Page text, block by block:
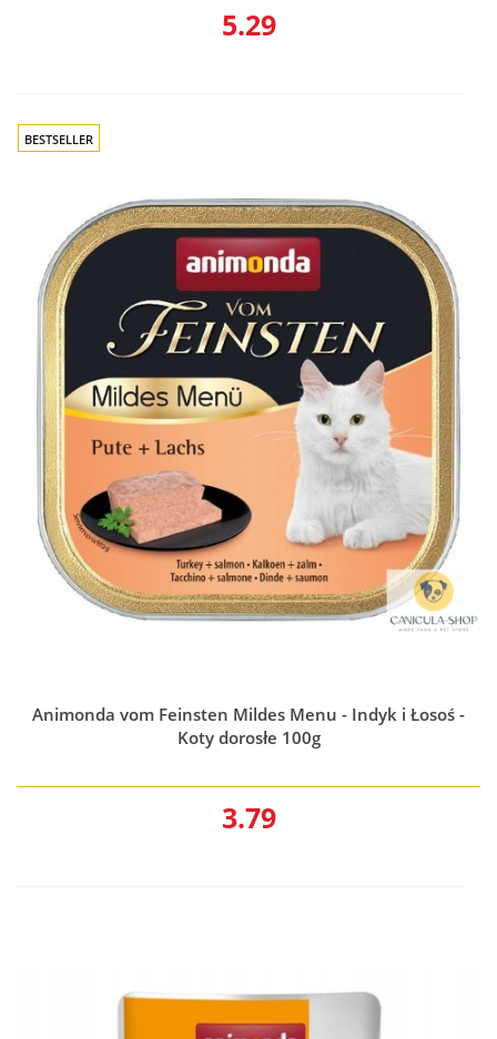
5.29
BESTSELLER
Animonda vom Feinsten Mildes Menu - Indyk i Łosoś -
Koty dorosłe 100g
3.79